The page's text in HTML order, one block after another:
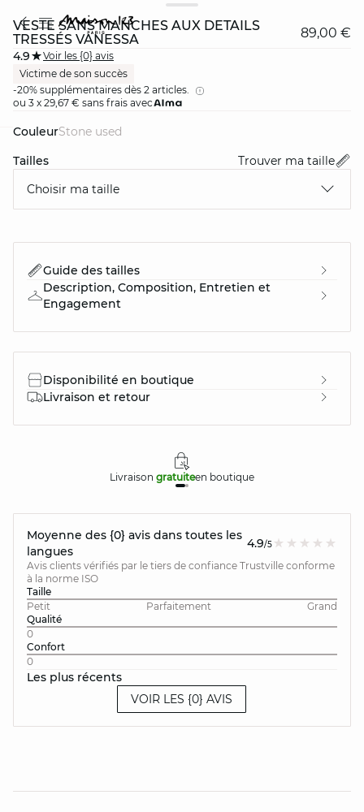
VESTE SANS MANCHES AUX DÉTAILS
TRESSÉS VANESSA
89,00 €
4.9
Voir les {0} avis
Victime de son succès
-20% supplémentaires dès 2 articles.
ou 3 x 29,67 € sans frais avec
Couleur stone used
Tailles
Trouver ma taille
Choisir ma taille
Guide des tailles
Description, Composition, Entretien et
Engagement
Disponibilité en boutique
Livraison et retour
Livraison gratuiteen boutique
Moyenne des {0} avis dans toutes les
langues
4.9/5
Avis clients vérifiés par le tiers de confiance Trustville conforme
à la norme ISO
Taille
Petit
Parfaitement
Grand
Qualité
0
Confort
0
Les plus récents
VOIR LES {0} AVIS